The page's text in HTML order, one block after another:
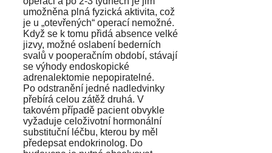
umožněna plná fyzická aktivita, což
je u „otevřených“ operací nemožné.
Když se k tomu přidá absence velké
jizvy, možné oslabení bederních
svalů v pooperačním období, stávají
se výhody endoskopické
adrenalektomie nepopiratelné.
Po odstranění jedné nadledvinky
přebírá celou zátěž druhá. V
takovém případě pacient obvykle
vyžaduje celoživotní hormonální
substituční léčbu, kterou by měl
předepsat endokrinolog. Do